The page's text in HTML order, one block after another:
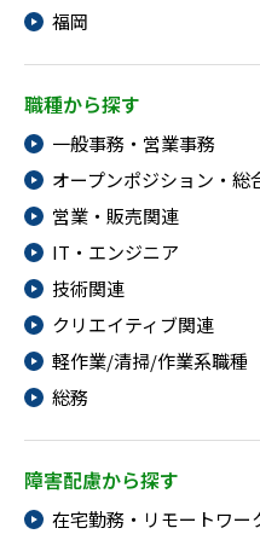
福岡
職種から探す
一般事務・営業事務
オープンポジション・総
営業・販売関連
IT・エンジニア
技術関連
クリエイティブ関連
軽作業/清掃/作業系職種
総務
障害配慮から探す
在宅勤務・リモートワー